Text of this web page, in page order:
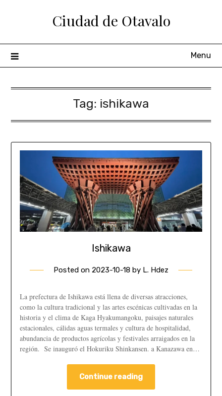
Ciudad de Otavalo
Menu
Tag: ishikawa
Ishikawa
Posted on 2023-10-18 by L. Hdez
La prefectura de Ishikawa está llena de diversas atracciones,
como la cultura tradicional y las artes escénicas cultivadas en la
historia y el clima de Kaga Hyakumangoku, paisajes naturales
estacionales, cálidas aguas termales y cultura de hospitalidad,
abundancia de productos agrícolas y festivales arraigados en la
región. Se inauguró el Hokuriku Shinkansen. a Kanazawa en…
Continue reading